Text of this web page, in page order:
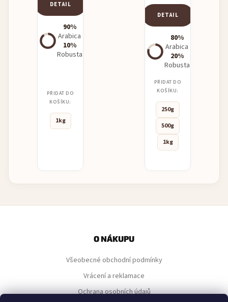
DETAIL
90%
Arabica
10%
Robusta
PŘIDAT DO
KOŠÍKU:
1kg
DETAIL
80%
Arabica
20%
Robusta
PŘIDAT DO
KOŠÍKU:
250g
500g
1kg
O NÁKUPU
Všeobecné obchodní podmínky
Vrácení a reklamace
Ochrana osobních údajů